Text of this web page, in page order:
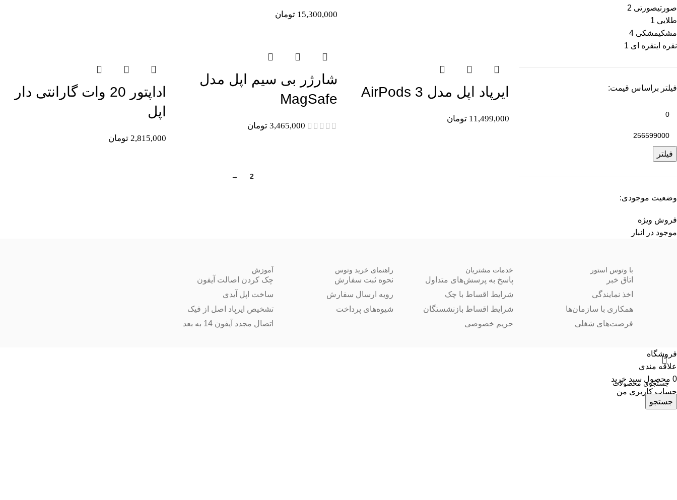
صورتیصورتی 2
طلایی 1
مشکیمشکی 4
نقره اینقره ای 1
فیلتر براساس قیمت:
فیلتر
وضعیت موجودی:
فروش ویژه
موجود در انبار
15,300,000 تومان
ایرپاد اپل مدل AirPods 3
11,499,000 تومان
شارژر بی سیم اپل مدل
MagSafe
3,465,000 تومان
اداپتور 20 وات گارانتی دار
اپل
2,815,000 تومان
2
→
با وتوس استور
اتاق خبر
اخذ نمایندگی
همکاری با سازمان‌ها
فرصت‌های شغلی
خدمات مشتریان
پاسخ به پرسش‌های متداول
شرایط اقساط با چک
شرایط اقساط بازنشستگان
حریم خصوصی
راهنمای خرید وتوس
نحوه ثبت سفارش
رویه ارسال سفارش
شیوه‌های پرداخت
آموزش
چک کردن اصالت آیفون
ساخت اپل آیدی
تشخیص ایرپاد اصل از فیک
اتصال مجدد آیفون 14 به بعد
جستجو
فروشگاه
علاقه مندی
0 محصول سبد خرید
حساب کاربری من